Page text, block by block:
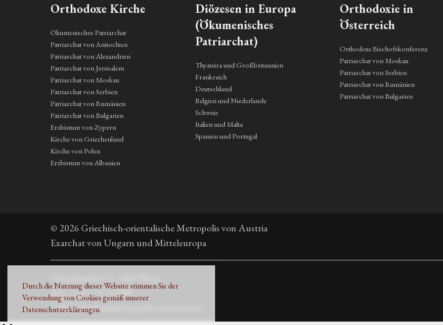
Durch die Nutzung dieser Website stimmen Sie der
Verwendung von Cookies gemäß unserer
Datenschutzerklärungzu.
Orthodoxe Kirche
Ökumenisches Patriarchat
Patriarchat von Antiochien
Patriarchat von Alexandrien
Patriarchat von Jerusalem
Patriarchat von Moskau
Patriarchat von Serbien
Patriarchat von Rumänien
Patriarchat von Bulgarien
Erzbistum von Zypern
Kirche von Griechenland
Kirche von Polen
Erzbistum von Albanien
Diözesen in Europa
(Ökumenisches
Patriarchat)
Thyateira und Großbritannien
Frankreich
Deutschland
Belgien und Niederlande
Schweiz
Italien und Malta
Spanien und Portugal
Orthodoxie in
Österreich
Orthodoxe Bischofskonferenz
Patriarchat von Moskau
Patriarchat von Serbien
Patriarchat von Rumänien
Patriarchat von Bulgarien
© 2026 Griechisch-orientalische Metropolis von Austria
Exarchat von Ungarn und Mitteleuropa
Τηλ. +43 1 53 33 889
E-Mail: kirche@metropolisvonaustria.at